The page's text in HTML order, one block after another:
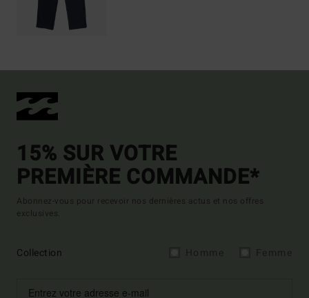
15% SUR VOTRE
PREMIÈRE COMMANDE*
Abonnez-vous pour recevoir nos dernières actus et nos offres
exclusives.
Collection